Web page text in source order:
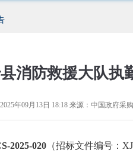
消防救援大队
2025年09月13日 18:18来源： 中国政府采
2025-020 （招标文件编号：